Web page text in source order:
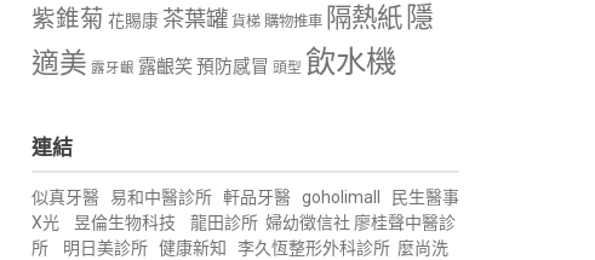
紫錐菊 花賜康 茶葉罐 貨梯 購物推車 隔熱紙 隱
適美 露牙齦 露齦笑預防感冒 頭型 飲水機
連結
似真牙醫 易和中醫診所 軒品牙醫 goholimall
民生醫事
X光
昱倫生物科技 龍田診所 婦幼徵信社 廖桂聲中醫診
所
明日美診所 健康新知 李久恆整形外科診所 麼尚洗